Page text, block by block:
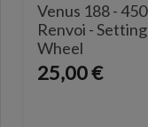
Venus 188 - 450
Renvoi - Setting
Wheel
25,00 €